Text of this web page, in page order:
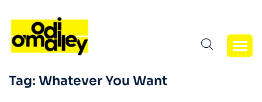
Tag: Whatever You Want